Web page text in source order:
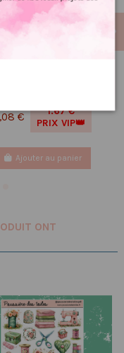
petit carnet,
€
1.67 €
PRIX VIP👑
Ajouter au panier
ONT